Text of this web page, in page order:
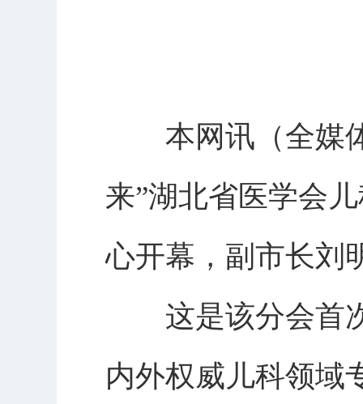
本网讯（全媒体
来”湖北省医学会
心开幕，副市长刘
这是该分会首次
内外权威儿科领域